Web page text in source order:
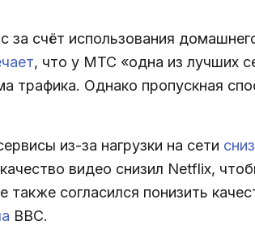
за счёт использования
, что у МТС «одна из лучших
трафика. Однако пропускная
из-за нагрузки на сети
видео снизил Netflix,
также согласился понизить
BBC.